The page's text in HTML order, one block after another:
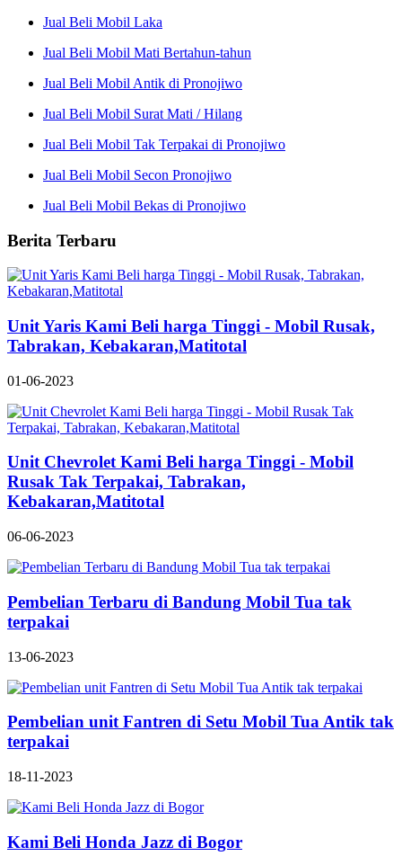
Jual Beli Mobil Laka
Jual Beli Mobil Mati Bertahun-tahun
Jual Beli Mobil Antik di Pronojiwo
Jual Beli Mobil Surat Mati / Hilang
Jual Beli Mobil Tak Terpakai di Pronojiwo
Jual Beli Mobil Secon Pronojiwo
Jual Beli Mobil Bekas di Pronojiwo
Berita Terbaru
Unit Yaris Kami Beli harga Tinggi - Mobil Rusak,
Tabrakan, Kebakaran,Matitotal
01-06-2023
Unit Chevrolet Kami Beli harga Tinggi - Mobil
Rusak Tak Terpakai, Tabrakan,
Kebakaran,Matitotal
06-06-2023
Pembelian Terbaru di Bandung Mobil Tua tak
terpakai
13-06-2023
Pembelian unit Fantren di Setu Mobil Tua Antik tak
terpakai
18-11-2023
Kami Beli Honda Jazz di Bogor